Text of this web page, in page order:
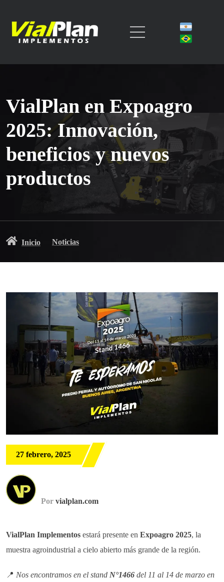
VialPlan en Expoagro
2025: Innovación,
beneficios y nuevos
productos
Inicio Noticias
27 febrero, 2025
Por vialplan.com
VialPlan Implementos estará presente en Expoagro 2025, la
muestra agroindustrial a cielo abierto más grande de la región.
📍 Nos encontramos en el stand N°1466 del 11 al 14 de marzo en